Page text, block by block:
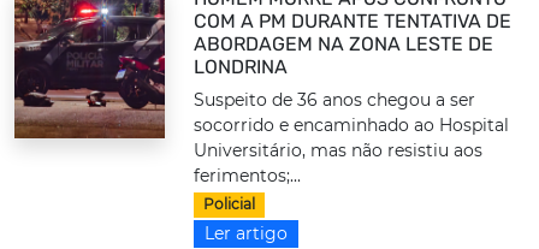
COM A PM DURANTE TENTATIVA DE
ABORDAGEM NA ZONA LESTE DE
LONDRINA
Suspeito de 36 anos chegou a ser
socorrido e encaminhado ao Hospital
Universitário, mas não resistiu aos
ferimentos;...
Policial
Ler artigo